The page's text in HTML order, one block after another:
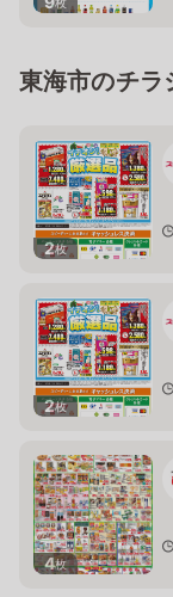
東海市のチラ
2枚
2枚
4枚